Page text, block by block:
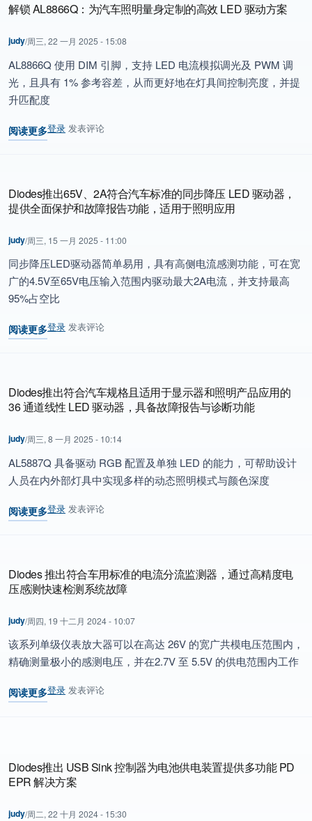
解锁 AL8866Q：为汽车照明量身定制的高效 LED 驱动方案
judy/周三, 22 一月 2025 - 15:08
AL8866Q 使用 DIM 引脚 ， 支持 LED 电流模拟调光及 PWM 调
光 ， 且具有 1%参考容差，从而更好地在灯具间控制亮度，并提
升匹配度
阅读更多
关于 解锁 AL8866Q：为汽车照明量身定制的高效 LED 驱动方案
登录 发表评论
Diodes推出65V、2A符合汽车标准的同步降压 LED 驱动器，
提供全面保护和故障报告功能，适用于照明应用
judy/周三, 15 一月 2025 - 11:00
同步降压LED驱动器简单易用，具有高侧电流感测功能，可在宽
广的4.5V至65V电压输入范围内驱动最大2A电流，并支持最高
95%占空比
阅读更多
关于 Diodes推出65V、2A符合汽车标准的同步降压 LED 驱动器，提
登录 发表评论
Diodes推出符合汽车规格且适用于显示器和照明产品应用的
36 通道线性 LED 驱动器，具备故障报告与诊断功能
judy/周三, 8 一月 2025 - 10:14
AL5887Q 具备驱动 RGB配置及单独 LED 的能力，可帮助设计
人员在内外部灯具中实现多样的动态照明模式与颜色深度
阅读更多
关于 Diodes推出符合汽车规格且适用于显示器和照明产品应用的 36
登录 发表评论
Diodes 推出符合车用标准的电流分流监测器，通过高精度电
压感测快速检测系统故障
judy/周四, 19 十二月 2024 - 10:07
该系列单级仪表放大器可以在高达 26V 的宽广共模电压范围内，
精确测量极小的感测电压，并在2.7V 至 5.5V 的供电范围内工作
阅读更多
关于 Diodes 推出符合车用标准的电流分流监测器，通过高精度电压
登录 发表评论
Diodes推出 USB Sink 控制器为电池供电装置提供多功能 PD
EPR 解决方案
judy/周二, 22 十月 2024 - 15:30